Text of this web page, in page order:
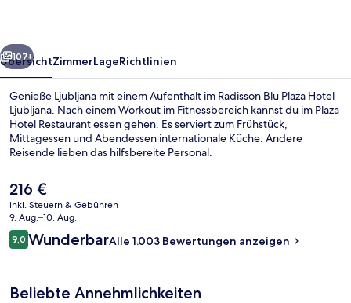
Weiter
107+
ÜbersichtZimmerLageRichtlinien
Genieße Ljubljana mit einem Aufenthalt im Radisson Blu Plaza Hotel
Ljubljana. Nach einem Workout im Fitnessbereich kannst du im Plaza
Hotel Restaurant essen gehen. Es serviert zum Frühstück,
Mittagessen und Abendessen internationale Küche. Andere
Reisende lieben das hilfsbereite Personal.
Der
aktuelle
Preis
beträgt
216 €.
216 €
inkl. Steuern & Gebühren
9. Aug.–10. Aug.
Bewertungen
9,09,0 von 10.
WunderbarAlle 1.003 Bewertungen anzeigen
Beliebte Annehmlichkeiten